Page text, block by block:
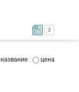
2
название цена